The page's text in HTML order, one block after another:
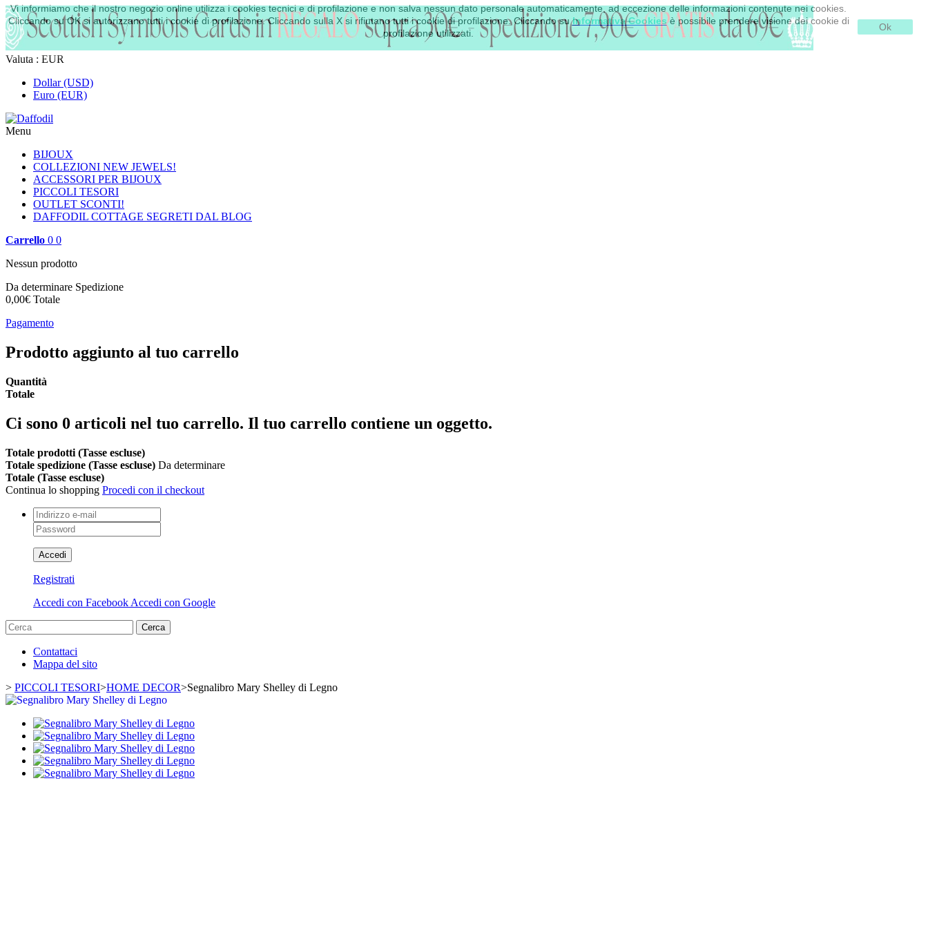
Valuta : EUR
Dollar (USD)
Euro (EUR)
Menu
BIJOUX
COLLEZIONI NEW JEWELS!
ACCESSORI PER BIJOUX
PICCOLI TESORI
OUTLET SCONTI!
DAFFODIL COTTAGE SEGRETI DAL BLOG
Carrello 0 0
Nessun prodotto
Da determinare Spedizione
0,00€ Totale
Pagamento
Prodotto aggiunto al tuo carrello
Quantità
Totale
Ci sono 0 articoli nel tuo carrello. Il tuo carrello contiene un oggetto.
Totale prodotti (Tasse escluse)
Totale spedizione (Tasse escluse) Da determinare
Totale (Tasse escluse)
Continua lo shopping Procedi con il checkout
Accedi
Registrati
Accedi con Facebook Accedi con Google
Cerca
Contattaci
Mappa del sito
> PICCOLI TESORI>HOME DECOR>Segnalibro Mary Shelley di Legno
Vi informiamo che il nostro negozio online utilizza i cookies tecnici e di profilazione e non salva nessun dato personale automaticamente, ad eccezione delle informazioni contenute nei cookies.
Cliccando su OK si autorizzano tutti i cookie di profilazione. Cliccando sulla X si rifiutano tutti i cookie di profilazione. Cliccando suInformativa Cookiesè possibile prendere visione dei cookie di
profilazione utilizzati.
Ok